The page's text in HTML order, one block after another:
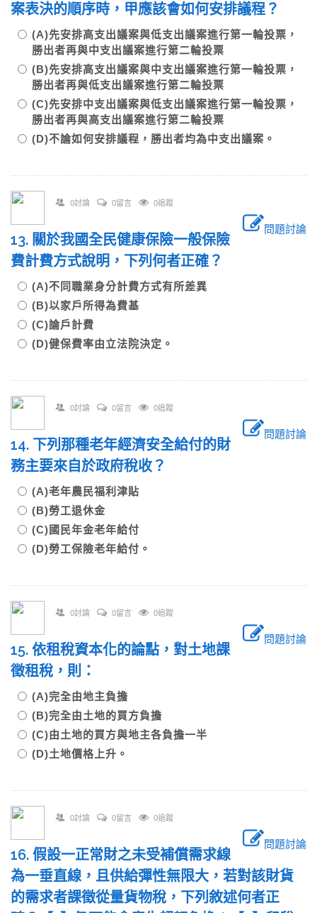
案表決的順序時，甲應該會如何安排議程？
(A)先安排高支出議案與低支出議案進行第一輪投票，
勝出者再與中支出議案進行第二輪投票
(B)先安排高支出議案與中支出議案進行第一輪投票，
勝出者再與低支出議案進行第二輪投票
(C)先安排中支出議案與低支出議案進行第一輪投票，
勝出者再與高支出議案進行第二輪投票
(D)不論如何安排議程，勝出者均為中支出議案。
0討論 0留言 0追蹤
問題討論
13. 關於我國全民健康保險一般保險
費計費方式說明，下列何者正確？
(A)不同職業身分計費方式有所差異
(B)以家戶所得為費基
(C)論戶計費
(D)健保費率由立法院決定。
0討論 0留言 0追蹤
問題討論
14. 下列那種老年經濟安全給付的財
務主要來自於政府稅收？
(A)老年農民福利津貼
(B)勞工退休金
(C)國民年金老年給付
(D)勞工保險老年給付。
0討論 0留言 0追蹤
問題討論
15. 依租稅資本化的論點，對土地課
徵租稅，則：
(A)完全由地主負擔
(B)完全由土地的買方負擔
(C)由土地的買方與地主各負擔一半
(D)土地價格上升。
0討論 0留言 0追蹤
問題討論
16. 假設一正常財之未受補償需求線
為一垂直線，且供給彈性無限大，若對該財貨
的需求者課徵從量貨物稅，下列敘述何者正